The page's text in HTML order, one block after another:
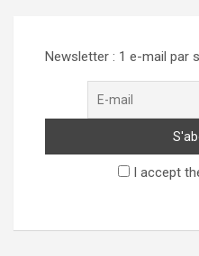
Newsletter : 1 e-mail par
I accept